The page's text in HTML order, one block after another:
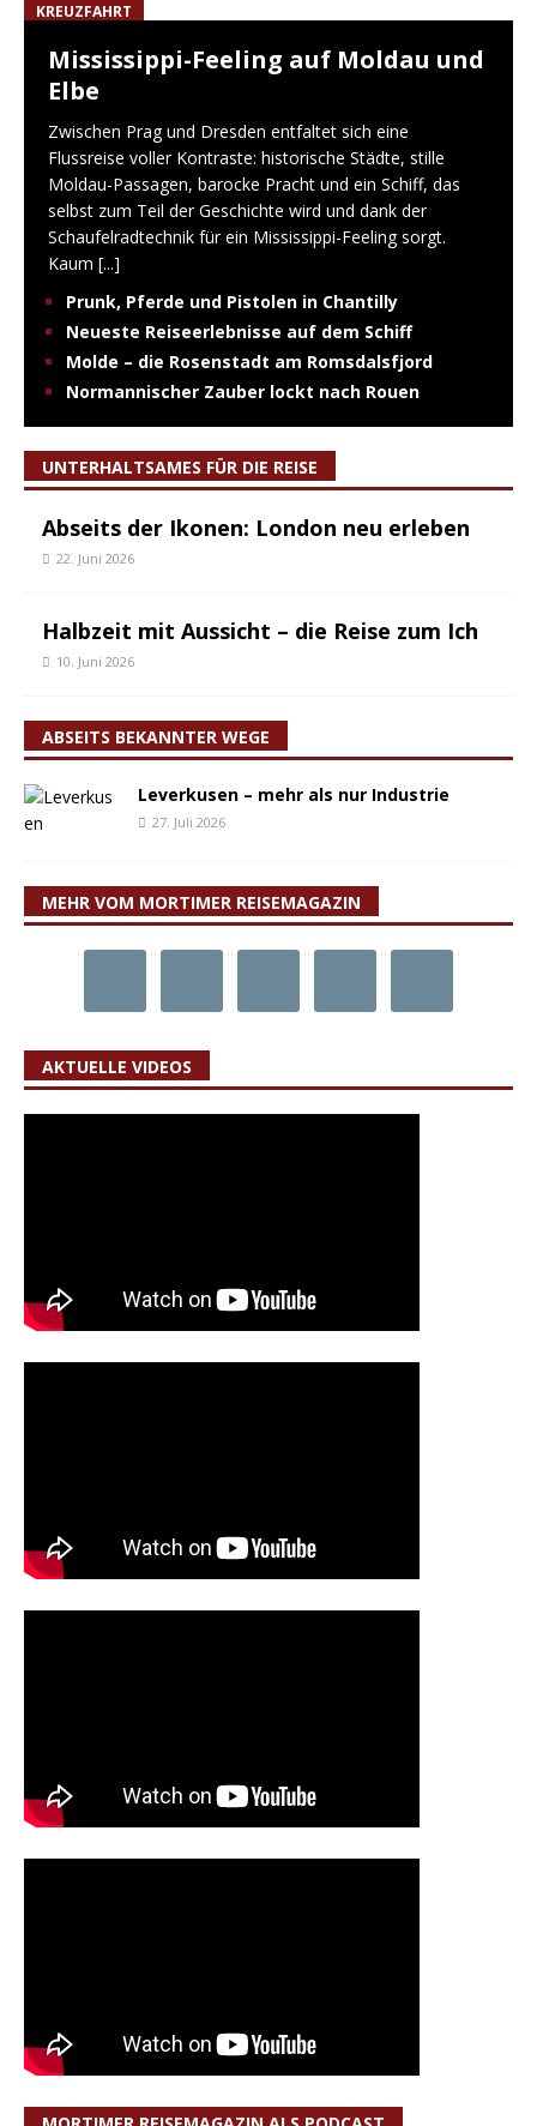
KREUZFAHRT
Mississippi-Feeling auf Moldau und
Elbe
Zwischen Prag und Dresden entfaltet sich eine
Flussreise voller Kontraste: historische Städte, stille
Moldau-Passagen, barocke Pracht und ein Schiff, das
selbst zum Teil der Geschichte wird und dank der
Schaufelradtechnik für ein Mississippi-Feeling sorgt.
Kaum [...]
Prunk, Pferde und Pistolen in Chantilly
Neueste Reiseerlebnisse auf dem Schiff
Molde – die Rosenstadt am Romsdalsfjord
Normannischer Zauber lockt nach Rouen
UNTERHALTSAMES FÜR DIE REISE
Abseits der Ikonen: London neu erleben
22. Juni 2026
Halbzeit mit Aussicht – die Reise zum Ich
10. Juni 2026
ABSEITS BEKANNTER WEGE
Leverkusen – mehr als nur Industrie
27. Juli 2026
MEHR VOM MORTIMER REISEMAGAZIN
AKTUELLE VIDEOS